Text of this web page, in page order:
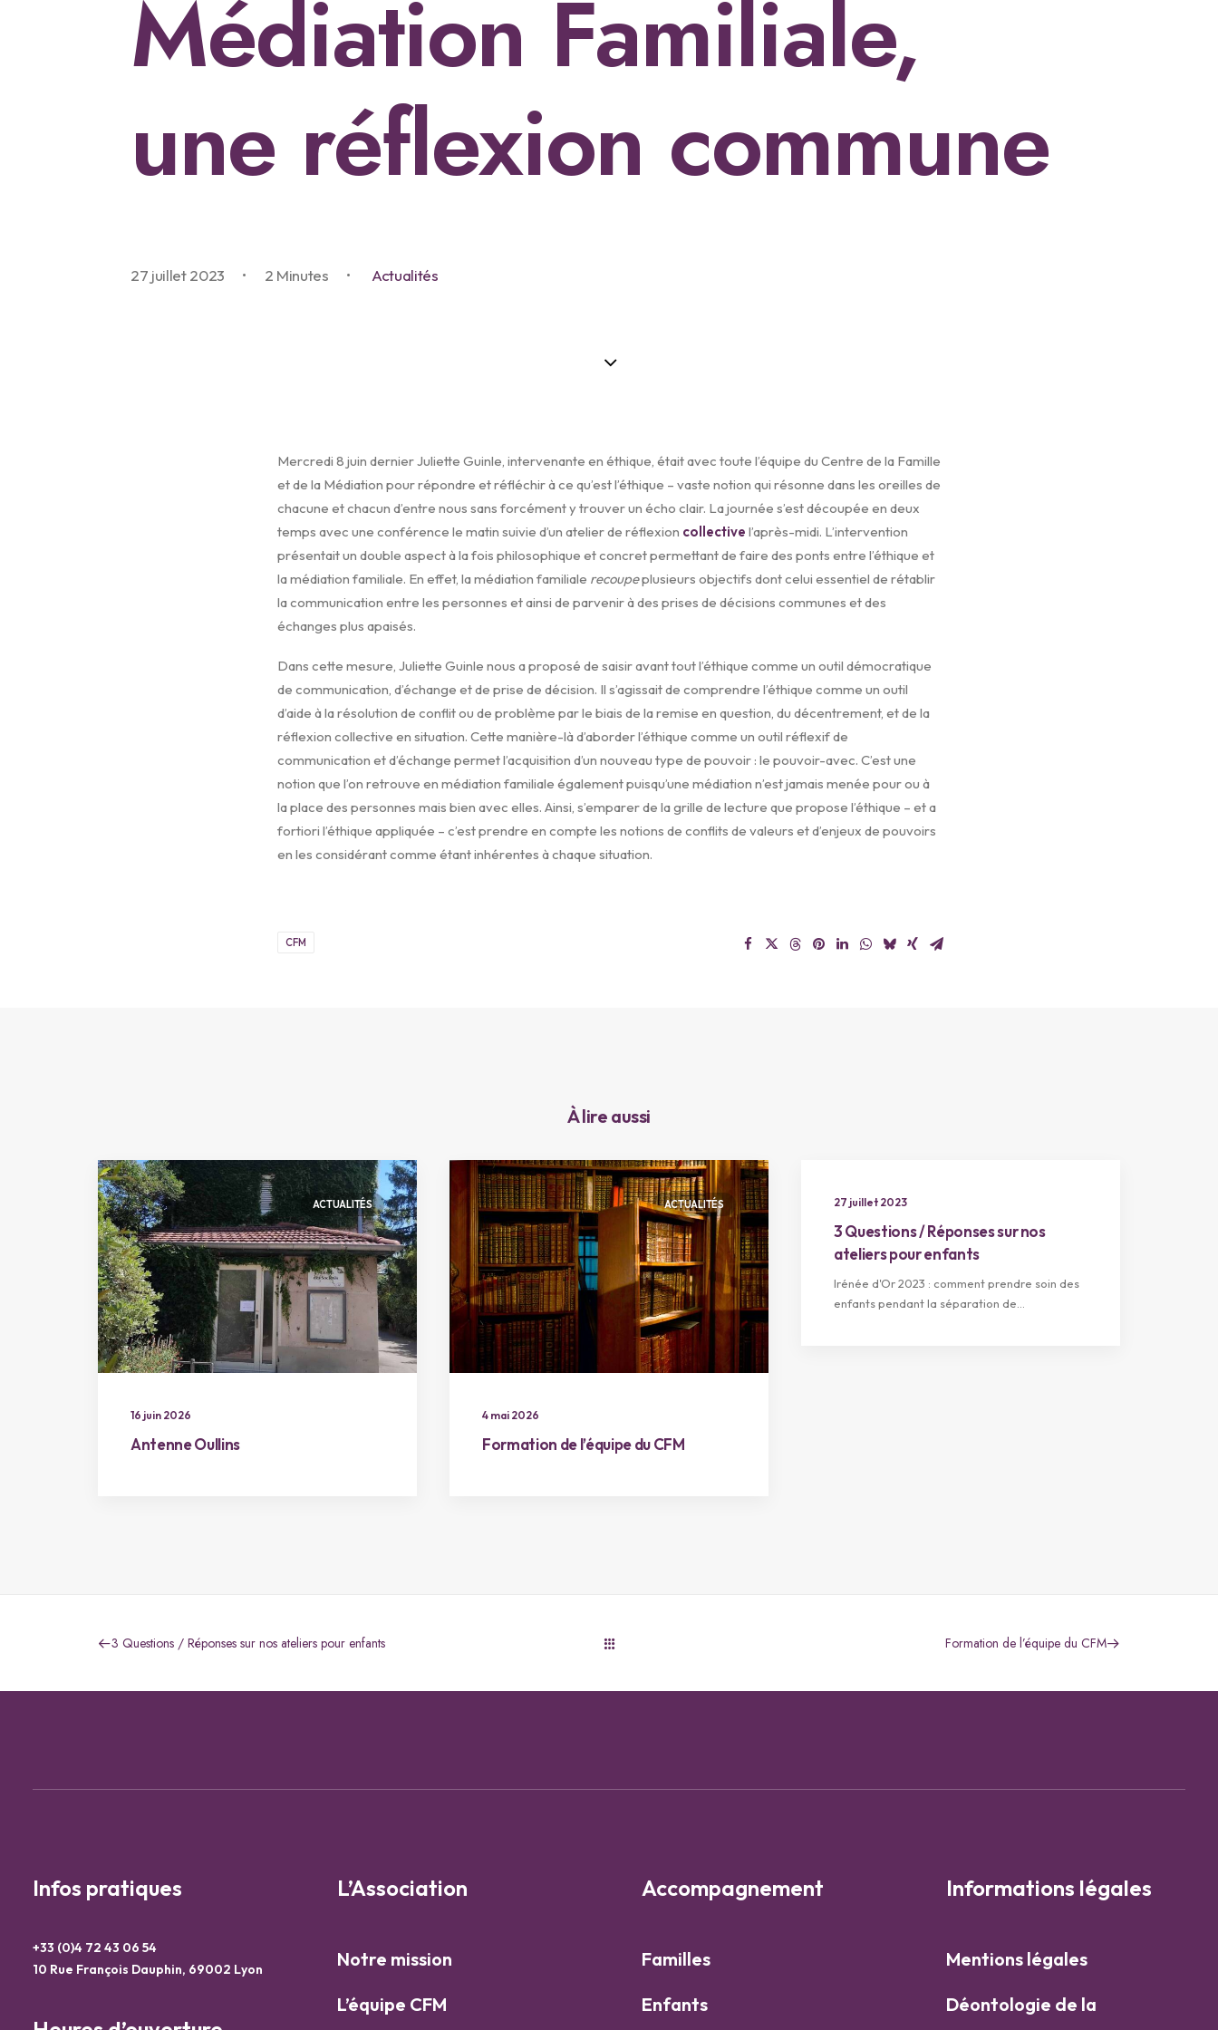
Médiation Familiale,
une réflexion commune
27 juillet 2023 • 2 Minutes • Actualités
Mercredi 8 juin dernier Juliette Guinle, intervenante en éthique, était avec toute l’équipe du Centre de la Famille
et de la Médiation pour répondre et réfléchir à ce qu’est l’éthique – vaste notion qui résonne dans les oreilles de
chacune et chacun d’entre nous sans forcément y trouver un écho clair. La journée s’est découpée en deux
temps avec une conférence le matin suivie d’un atelier de réflexion collective l’après-midi. L’intervention
présentait un double aspect à la fois philosophique et concret permettant de faire des ponts entre l’éthique et
la médiation familiale. En effet, la médiation familiale recoupeplusieurs objectifs dont celui essentiel de rétablir
la communication entre les personnes et ainsi de parvenir à des prises de décisions communes et des
échanges plus apaisés.
Dans cette mesure, Juliette Guinle nous a proposé de saisir avant tout l’éthique comme un outil démocratique
de communication, d’échange et de prise de décision. Il s’agissait de comprendre l’éthique comme un outil
d’aide à la résolution de conflit ou de problème par le biais de la remise en question, du décentrement, et de la
réflexion collective en situation. Cette manière-là d’aborder l’éthique comme un outil réflexif de
communication et d’échange permet l’acquisition d’un nouveau type de pouvoir : le pouvoir-avec. C’est une
notion que l’on retrouve en médiation familiale également puisqu’une médiation n’est jamais menée pour ou à
la place des personnes mais bien avec elles. Ainsi, s’emparer de la grille de lecture que propose l’éthique – et a
fortiori l’éthique appliquée – c’est prendre en compte les notions de conflits de valeurs et d’enjeux de pouvoirs
en les considérant comme étant inhérentes à chaque situation.
CFM
À lire aussi
ACTUALITÉS
16 juin 2026
Antenne Oullins
ACTUALITÉS
4 mai 2026
Formation de l’équipe du CFM
27 juillet 2023
3 Questions / Réponses sur nos
ateliers pour enfants
Irénée d'Or 2023 : comment prendre soin des
enfants pendant la séparation de…
3 Questions / Réponses sur nos ateliers pour enfants Formation de l’équipe du CFM
Infos pratiques
+33 (0)4 72 43 06 54
10 Rue François Dauphin, 69002 Lyon
L’Association
Notre mission
L’équipe CFM
Accompagnement
Familles
Enfants
Informations légales
Mentions légales
Déontologie de la